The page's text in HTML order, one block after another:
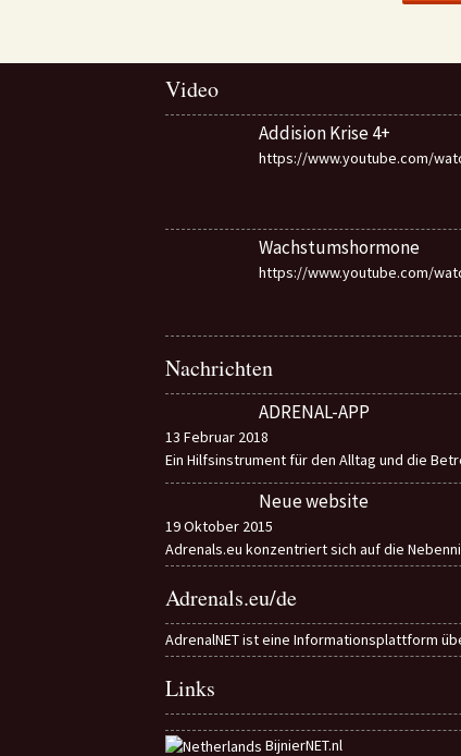
Video
Addision Krise 4+
https://www.youtube.com/
Wachstumshormone
https://www.youtube.com/
Nachrichten
ADRENAL-APP
13 Februar 2018
Ein Hilfsinstrument für den Alltag und die
Neue website
19 Oktober 2015
Adrenals.eu konzentriert sich auf die
Adrenals.eu/de
AdrenalNET ist eine Informationsplattform
Links
BijnierNET.nl